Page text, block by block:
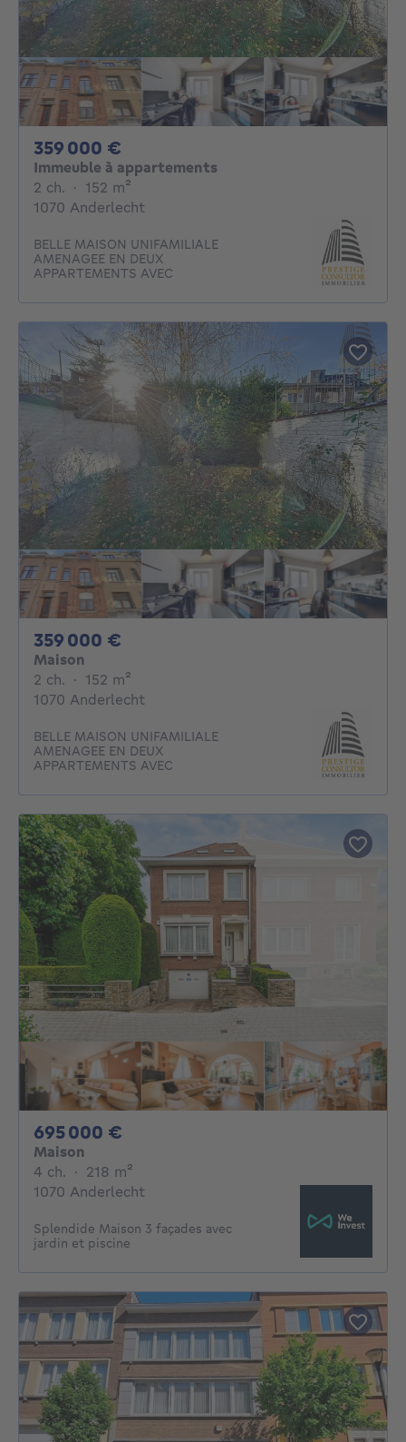
359 000 €
Immeuble à appartements
2 ch. 2 chambres
· 152 m²
1070 Anderlecht
BELLE MAISON UNIFAMILIALE
AMENAGEE EN DEUX
APPARTEMENTS AVEC
359 000 €
Maison
2 ch. 2 chambres
· 152 m²
1070 Anderlecht
BELLE MAISON UNIFAMILIALE
AMENAGEE EN DEUX
APPARTEMENTS AVEC
695 000 €
Maison
4 ch. 4 chambres
· 218 m²
1070 Anderlecht
Splendide Maison 3 façades avec
jardin et piscine